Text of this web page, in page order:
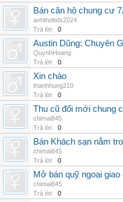
Bán căn hộ chung cư
anhthobds2024
Trả lời:
0
Austin Dũng: Chuyên
QuynhHoang
Trả lời:
0
Xin chào
thanhhung210
Trả lời:
0
Thu cũ đổi mới chung
chimai845
Trả lời:
0
Bán Khách sạn nằm
chimai845
Trả lời:
0
Mở bán quỹ ngoại
chimai845
Trả lời:
0